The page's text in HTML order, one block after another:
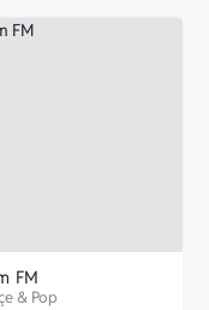
FM
& Pop